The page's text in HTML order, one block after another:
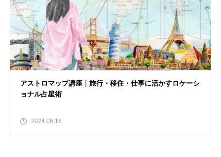
アストロマップ講座｜旅行・移住・仕事に活かすロケーシ
ョナル占星術
2024.06.16